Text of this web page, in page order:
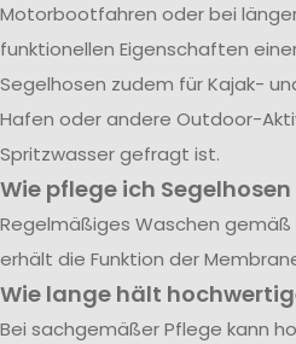
Motorbootfahren oder bei
funktionellen Eigenschaften
Segelhosen zudem für Kajak-
Hafen oder andere Outdoor-
Spritzwasser gefragt ist.
Wie pflege ich
Regelmäßiges Waschen
erhält die Funktion der
Wie lange hält
Bei sachgemäßer Pflege kann